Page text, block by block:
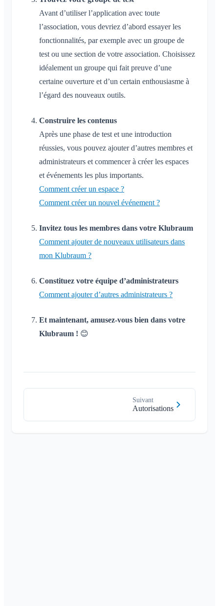
Avant d’utiliser l’application avec toute
l’association, vous devriez d’abord essayer les
fonctionnalités, par exemple avec un groupe de
test ou une section de votre association. Choisissez
idéalement un groupe qui fait preuve d’une
certaine ouverture et d’un certain enthousiasme à
l’égard des nouveaux outils.
Construire les contenus
Après une phase de test et une introduction
réussies, vous pouvez ajouter d’autres membres et
administrateurs et commencer à créer les espaces
et événements les plus importants.
Comment créer un espace ?
Comment créer un nouvel événement ?
Invitez tous les membres dans votre Klubraum
Comment ajouter de nouveaux utilisateurs dans
mon Klubraum ?
Constituez votre équipe d’administrateurs
Comment ajouter d’autres administrateurs ?
Et maintenant, amusez-vous bien dans votre
Klubraum ! 😊
Suivant
Autorisations